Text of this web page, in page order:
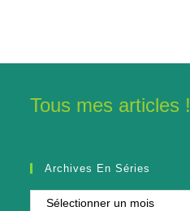
Tous mes articles !
Archives En Séries
Archives